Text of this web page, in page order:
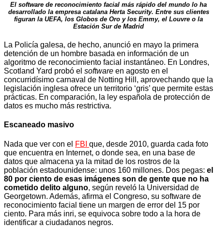
El software de reconocimiento facial más rápido del mundo lo ha
desarrollado la empresa catalana Herta Security. Entre sus clientes
figuran la UEFA, los Globos de Oro y los Emmy, el Louvre o la
Estación Sur de Madrid
La Policía galesa, de hecho, anunció en mayo la primera
detención de un hombre basada en información de un
algoritmo de reconocimiento facial instantáneo. En Londres,
Scotland Yard probó el software en agosto en el
concurridísimo carnaval de Notting Hill, aprovechando que la
legislación inglesa ofrece un territorio ‘gris’ que permite estas
prácticas. En comparación, la ley española de protección de
datos es mucho más restrictiva.
Escaneado masivo
Nada que ver con el FBI que, desde 2010, guarda cada foto
que encuentra en Internet, o donde sea, en una base de
datos que almacena ya la mitad de los rostros de la
población estadounidense: unos 160 millones. Dos pegas: el
80 por ciento de esas imágenes son de gente que no ha
cometido delito alguno, según reveló la Universidad de
Georgetown. Además, afirma el Congreso, su software de
reconocimiento facial tiene un margen de error del 15 por
ciento. Para más inri, se equivoca sobre todo a la hora de
identificar a ciudadanos negros.